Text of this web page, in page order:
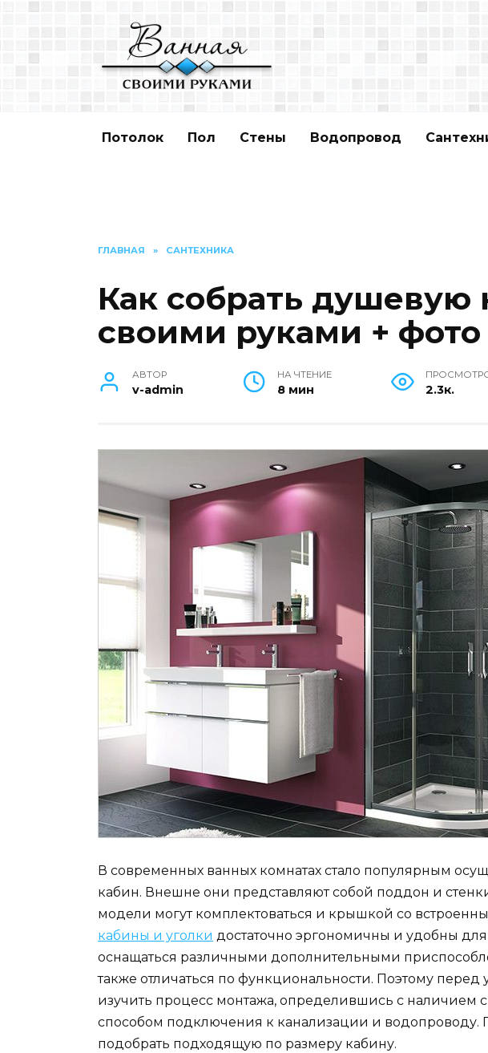
Перейти
Потолок Пол Стены Водопровод
ГЛАВНАЯ » САНТЕХНИКА
Как собрать душевую
своими руками + фото
АВТОР
v-admin
НА ЧТЕНИЕ
8 мин 2.3к.
В современных ванных комнатах стало популярным
кабин. Внешне они представляют собой поддон и
модели могут комплектоваться и крышкой со
кабины и уголки достаточно эргономичны и удобны
оснащаться различными дополнительными
также отличаться по функциональности. Поэтому перед
изучить процесс монтажа, определившись с наличием
способом подключения к канализации и водопроводу.
подобрать подходящую по размеру кабину.